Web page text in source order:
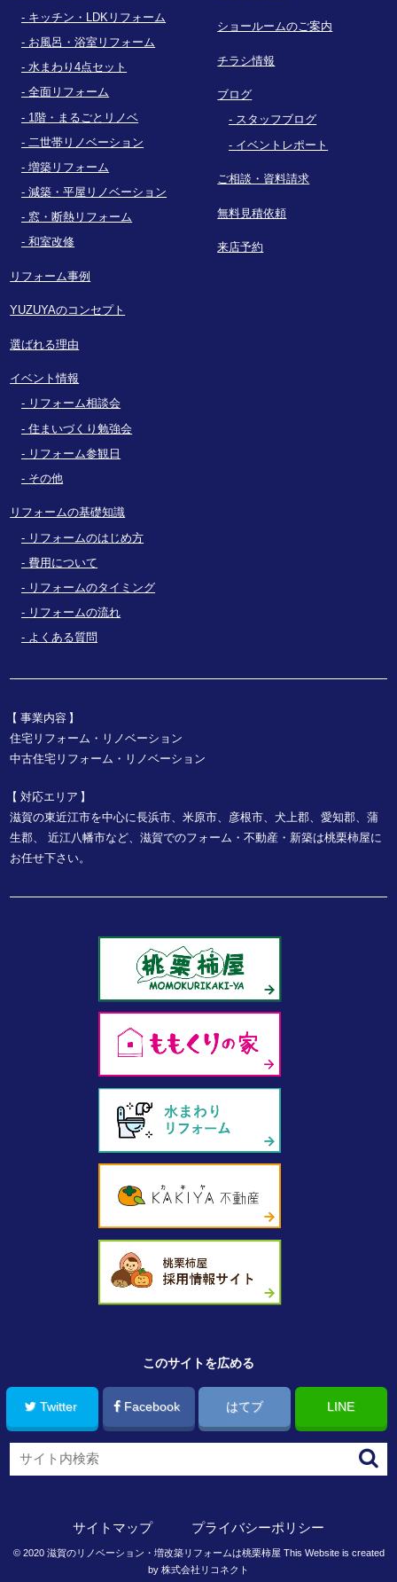
キッチン・LDKリフォーム
お風呂・浴室リフォーム
水まわり4点セット
全面リフォーム
1階・まるごとリノベ
二世帯リノベーション
増築リフォーム
減築・平屋リノベーション
窓・断熱リフォーム
和室改修
リフォーム事例
YUZUYAのコンセプト
選ばれる理由
イベント情報
リフォーム相談会
住まいづくり勉強会
リフォーム参観日
その他
リフォームの基礎知識
リフォームのはじめ方
費用について
リフォームのタイミング
リフォームの流れ
よくある質問
ショールームのご案内
チラシ情報
ブログ
スタッフブログ
イベントレポート
ご相談・資料請求
無料見積依頼
来店予約
事業内容
住宅リフォーム・リノベーション
中古住宅リフォーム・リノベーション
対応エリア
滋賀の東近江市を中心に長浜市、米原市、彦根市、犬上郡、愛知郡、蒲
生郡、
近江八幡市など、滋賀でのフォーム・不動産・新築は桃栗柿屋に
お任せ下さい。
このサイトを広める
Twitter Facebook はてブ LINE
サイトマップ プライバシーポリシー
© 2020 滋賀のリノベーション・増改築リフォームは桃栗柿屋 This Website is created
by 株式会社リコネクト